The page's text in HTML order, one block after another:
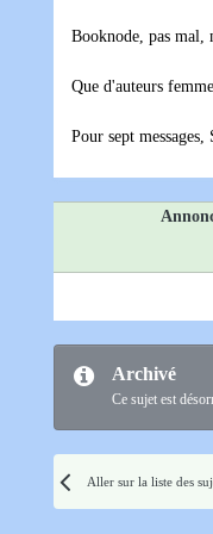
Booknode, pas mal,
Que d'auteurs
Pour sept
Archivé
Ce sujet est
Aller sur la liste des